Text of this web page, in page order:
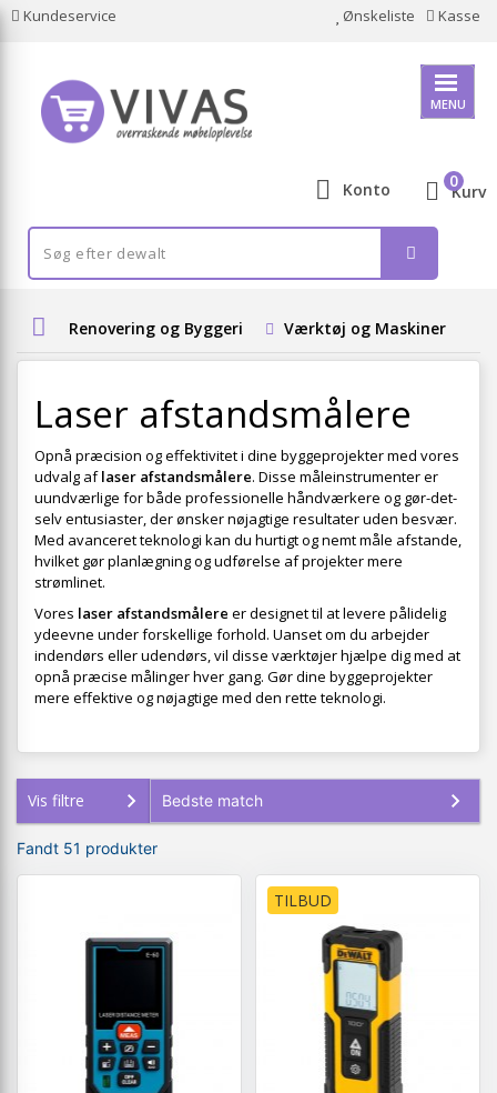
Kundeservice Ønskeliste Kasse
MENU
Konto Kurv
0
Renovering og Byggeri Værktøj og Maskiner
Laser afstandsmålere
Opnå præcision og effektivitet i dine byggeprojekter med vores
udvalg aflaser afstandsmålere. Disse måleinstrumenter er
uundværlige for både professionelle håndværkere og gør-det-
selv entusiaster, der ønsker nøjagtige resultater uden besvær.
Med avanceret teknologi kan du hurtigt og nemt måle afstande,
hvilket gør planlægning og udførelse af projekter mere
strømlinet.
Vores laser afstandsmålere er designet til at levere pålidelig
ydeevne under forskellige forhold. Uanset om du arbejder
indendørs eller udendørs, vil disse værktøjer hjælpe dig med at
opnå præcise målinger hver gang. Gør dine byggeprojekter
mere effektive og nøjagtige med den rette teknologi.
Vis filtre
Fandt 51 produkter
TILBUD